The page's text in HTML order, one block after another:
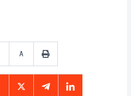
A